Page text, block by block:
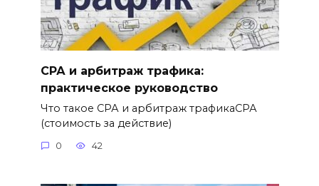
СРА и арбитраж трафика:
практическое руководство
Что такое СРА и арбитраж трафикаСРА
(стоимость за действие)
0 42